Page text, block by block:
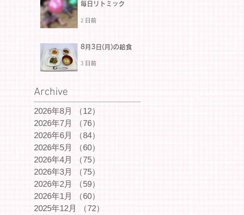
毎日リトミック
2 日前
8月3日(月)の給食
3 日前
Archive
2026年8月 （12）
2026年7月
（76）
2026年6月
（84）
2026年5月
（60）
2026年4月
（75）
2026年3月
（75）
2026年2月
（59）
2026年1月
（60）
2025年12月
（72）